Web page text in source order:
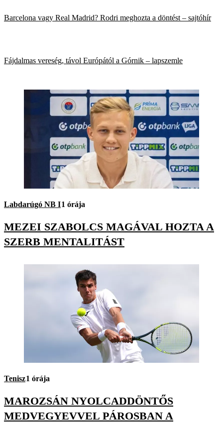
Barcelona vagy Real Madrid? Rodri meghozta a döntést – sajtóhír
Fájdalmas vereség, távol Európától a Górnik – lapszemle
Labdarúgó NB I1 órája
MEZEI SZABOLCS MAGÁVAL HOZTA A
SZERB MENTALITÁST
Tenisz1 órája
MAROZSÁN NYOLCADDÖNTŐS
MEDVEGYEVVEL PÁROSBAN A